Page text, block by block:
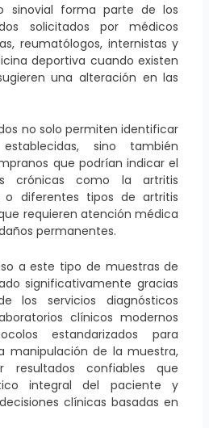
sinovial forma parte de los
solicitados por médicos
reumatólogos, internistas y
deportiva cuando existen
una alteración en las
no solo permiten identificar
sino también
que podrían indicar el
crónicas como la artritis
diferentes tipos de artritis
requieren atención médica
permanentes.
a este tipo de muestras de
significativamente gracias
los servicios diagnósticos
clínicos modernos
estandarizados para
manipulación de la muestra,
resultados confiables que
integral del paciente y
clínicas basadas en